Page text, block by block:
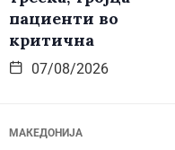
пациенти во
критична
07/08/2026
МАКЕДОНИЈА